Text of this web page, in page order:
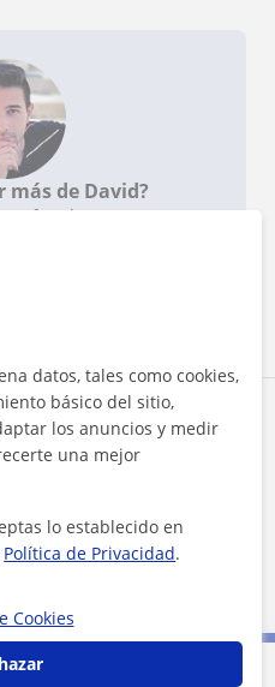
más de David?
para dar clase
Erandio
Bilbao
datos, tales como cookies,
básico del sitio,
los anuncios y medir
una mejor
lo establecido en
Política de Privacidad.
Cookies